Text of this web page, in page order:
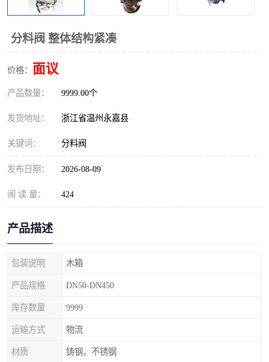
分料阀 整体结构紧凑
价格： 面议
产品数量： 9999.00个
发货地址： 浙江省温州永嘉县
关键词： 分料阀
发布日期： 2026-08-09
阅 读 量： 424
产品描述
包装说明 木箱
产品规格 DN50-DN450
库存数量 9999
运输方式 物流
材质 铸钢，不锈钢
管道换向器